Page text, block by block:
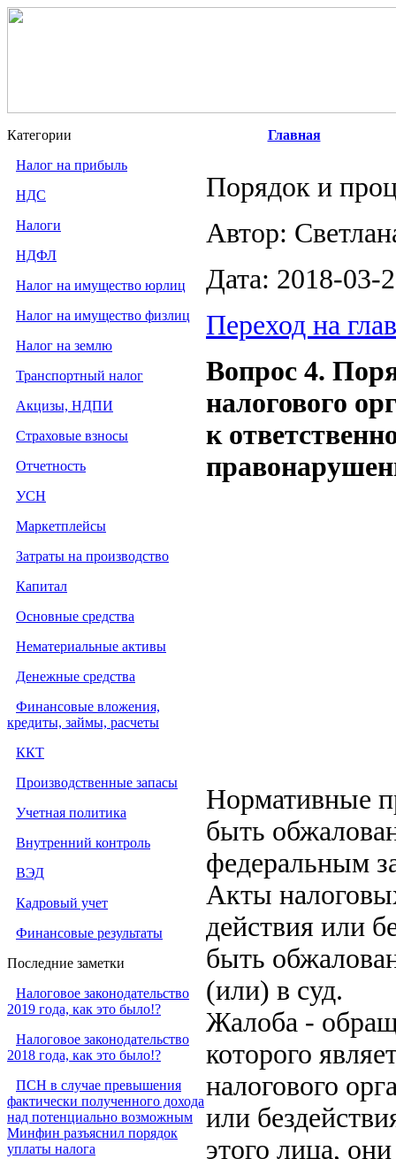
Категории
Налог на прибыль
НДС
Налоги
НДФЛ
Налог на имущество юрлиц
Налог на имущество физлиц
Налог на землю
Транспортный налог
Акцизы, НДПИ
Страховые взносы
Отчетность
УСН
Маркетплейсы
Затраты на производство
Капитал
Основные средства
Нематериальные активы
Денежные средства
Финансовые вложения,
кредиты, займы, расчеты
ККТ
Производственные запасы
Учетная политика
Внутренний контроль
ВЭД
Кадровый учет
Финансовые результаты
Последние заметки
Налоговое законодательство
2019 года, как это было!?
Налоговое законодательство
2018 года, как это было!?
ПСН в случае превышения
фактически полученного дохода
над потенциально возможным
Минфин разъяснил порядок
уплаты налога
Главная
Порядок и
Автор:
Дата: 2018-03-
Переход на
Вопрос 4.
налогового
к
Нормативные
быть
федеральным
Акты
действия или
быть
(или) в суд.
Жалоба -
которого
налогового
или
этого лица,